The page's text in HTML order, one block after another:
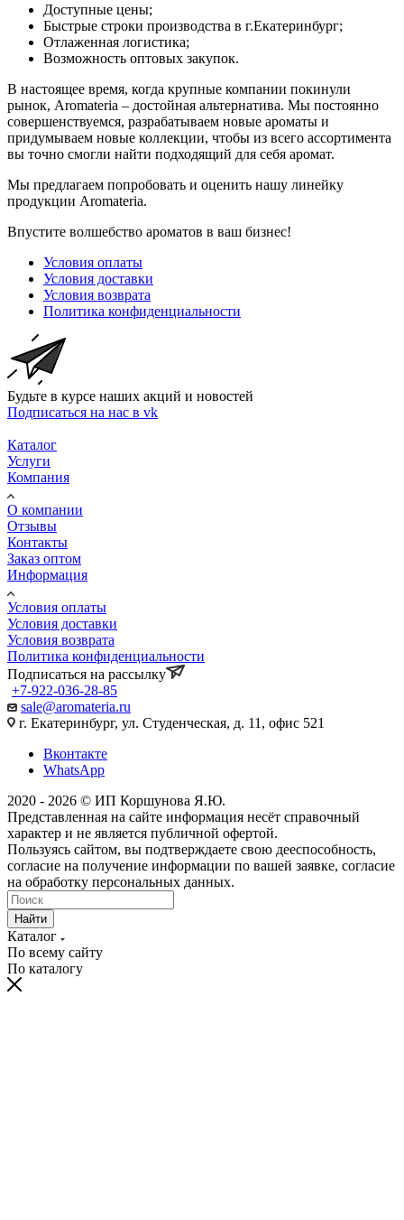
Доступные цены;
Быстрые строки производства в г.Екатеринбург;
Отлаженная логистика;
Возможность оптовых закупок.
В настоящее время, когда крупные компании покинули
рынок, Aromateria – достойная альтернатива. Мы постоянно
совершенствуемся, разрабатываем новые ароматы и
придумываем новые коллекции, чтобы из всего ассортимента
вы точно смогли найти подходящий для себя аромат.
Мы предлагаем попробовать и оценить нашу линейку
продукции Aromateria.
Впустите волшебство ароматов в ваш бизнес!
Условия оплаты
Условия доставки
Условия возврата
Политика конфиденциальности
Будьте в курсе наших акций и новостей
Подписаться на нас в vk
Каталог
Услуги
Компания
О компании
Отзывы
Контакты
Заказ оптом
Информация
Условия оплаты
Условия доставки
Условия возврата
Политика конфиденциальности
Подписаться на рассылку
+7-922-036-28-85
sale@aromateria.ru
г. Екатеринбург, ул. Студенческая, д. 11, офис 521
Вконтакте
WhatsApp
2020 - 2026 © ИП Коршунова Я.Ю.
Представленная на сайте информация несёт справочный
характер и не является публичной офертой.
Пользуясь сайтом, вы подтверждаете свою дееспособность,
согласие на получение информации по вашей заявке, согласие
на обработку персональных данных.
Найти
Каталог
По всему сайту
По каталогу